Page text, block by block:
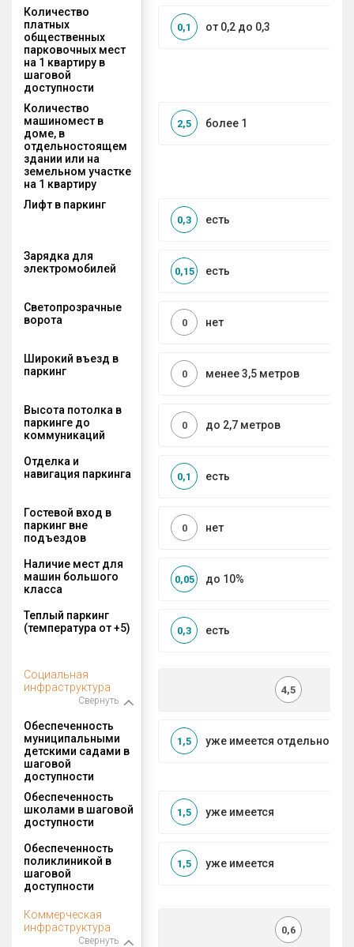
Количество
платных
общественных
парковочных мест
на 1 квартиру в
шаговой
доступности
от 0,2 до 0,3
0,1
Количество
машиномест в
доме, в
отдельностоящем
здании или на
земельном участке
на 1 квартиру
более 1
2,5
Лифт в паркинг
есть
0,3
Зарядка для
электромобилей
есть
0,15
Светопрозрачные
ворота
нет
0
Широкий въезд в
паркинг
менее 3,5 метров
0
Высота потолка в
паркинге до
коммуникаций
до 2,7 метров
0
Отделка и
навигация паркинга
есть
0,1
Гостевой вход в
паркинг вне
подъездов
нет
0
Наличие мест для
машин большого
класса
до 10%
0,05
Теплый паркинг
(температура от +5)
есть
0,3
Социальная
инфраструктура
Свернуть
4,5
Обеспеченность
муниципальными
детскими садами в
шаговой
доступности
уже имеется
1,5
Обеспеченность
школами в шаговой
доступности
уже имеется
1,5
Обеспеченность
поликлиникой в
шаговой
доступности
уже имеется
1,5
Коммерческая
инфраструктура
Свернуть
0,6